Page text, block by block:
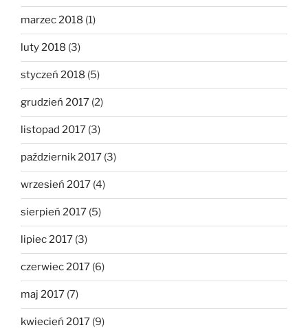
marzec 2018 (1)
luty 2018 (3)
styczeń 2018 (5)
grudzień 2017 (2)
listopad 2017 (3)
październik 2017 (3)
wrzesień 2017 (4)
sierpień 2017 (5)
lipiec 2017 (3)
czerwiec 2017 (6)
maj 2017 (7)
kwiecień 2017 (9)